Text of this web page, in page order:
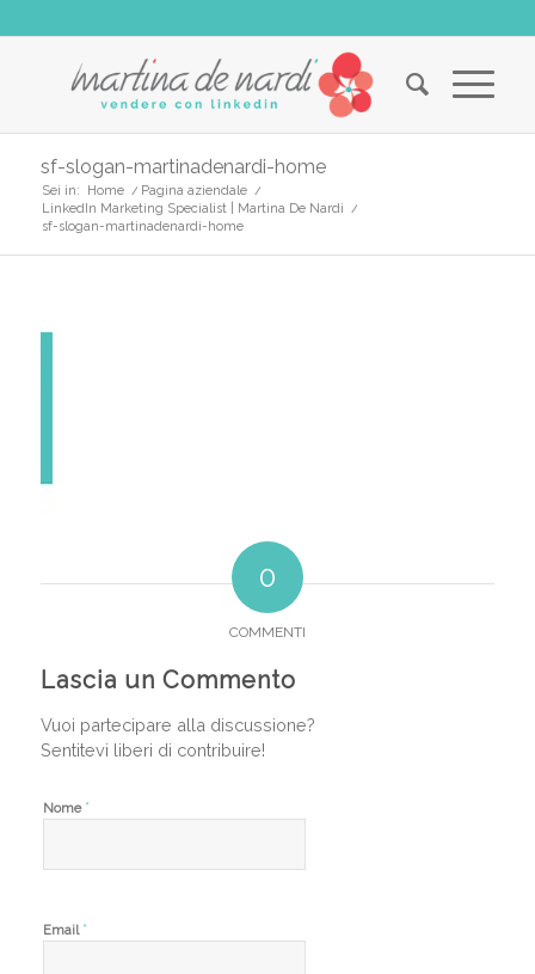
sf-slogan-martinadenardi-home
Sei in: Home / Pagina aziendale /
LinkedIn Marketing Specialist | Martina De Nardi /
sf-slogan-martinadenardi-home
0
COMMENTI
Lascia un Commento
Vuoi partecipare alla discussione?
Sentitevi liberi di contribuire!
Nome *
Email *